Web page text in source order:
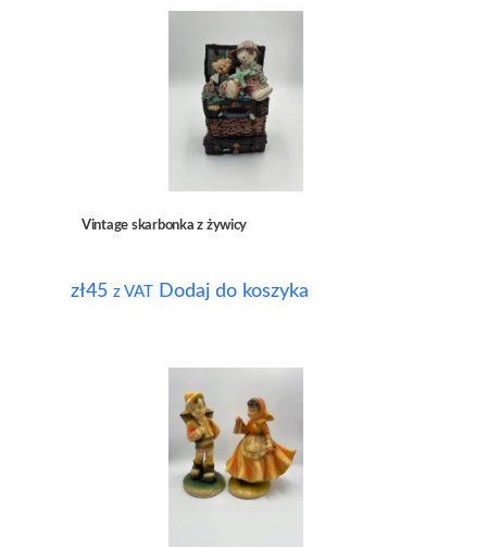
Vintage skarbonka z żywicy
zł45 z VAT Dodaj do koszyka